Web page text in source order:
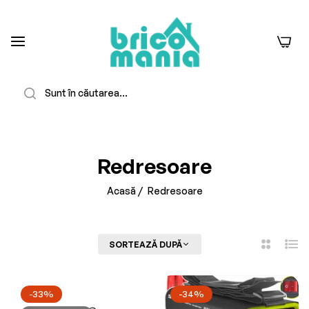
0
Redresoare
Acasă / Redresoare
SORTEAZĂ DUPĂ
2
Listă
-33%
-34%